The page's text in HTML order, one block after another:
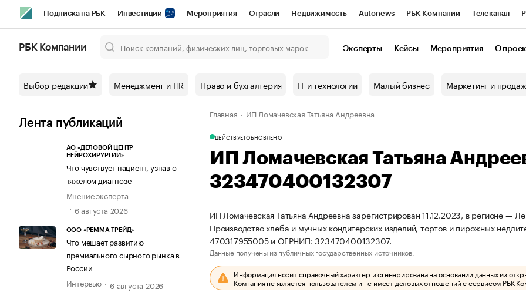
Подписка на РБК Инвестиции Мероприятия Отрасли Недвижимость Autonews РБК Компании Телеканал
Спецпроекты СПб Конференции СПб Спецпроекты Проверка контрагентов
Технологии и медиа Рынок наличной валюты
РБК Компании Эксперты Кейсы Мероприятия О
Выбор редакции Менеджмент и HR Право и бухгалтерия IT и технологии Малый бизнес Маркетинг и
Лента публикаций
АО «ДЕЛОВОЙ ЦЕНТР
НЕЙРОХИРУРГИИ»
Что чувствует пациент, узнав о
тяжелом диагнозе
Мнение эксперта
6 августа 2026
ООО «РЕММА ТРЕЙД»
Что мешает развитию
премиального сырного рынка в
России
Интервью
6 августа 2026
Главная ИП Ломачевская Татьяна Андреевна
ДЕЙСТВУЕТОБНОВЛЕНО
ИП Ломачевская Татьяна
323470400132307
ИП Ломачевская Татьяна Андреевна зарегистрирован 11.12.2023, в регионе —
Производство хлеба и мучных кондитерских изделий, тортов и пирожных
470317955005 и ОГРНИП: 323470400132307.
Данные получены из публичных государственных источников.
Информация носит справочный характер и сгенерирована на основании данных из
Компания не является пользователем и не имеет деловых отношений с сервисом РБК